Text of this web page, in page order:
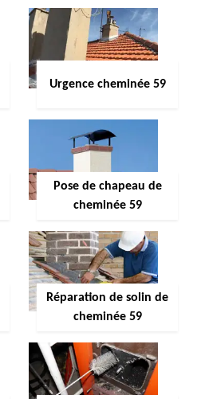
Urgence cheminée 59
Pose de chapeau de
cheminée 59
Réparation de solin de
cheminée 59